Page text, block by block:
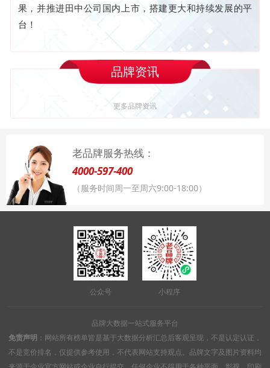
果，并推进田中公司国内上市，搭建更大和持续发展的平
台！
品牌资讯
更多品牌资讯
老品牌服务热线：
4000-597-400
（服务时间周一至周六9:00-18:00）
公众号 小程序
品牌大数据一站式服务平台
免责声明 ：网站所有榜单皆是基于大数据分析汇总后客观呈现，不是认定认证，
不是竞价排名，仅提供参考使用，不代表网站支持观点。品牌文字及图片资料均